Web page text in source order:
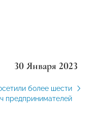
30 Января 2023
более шести
предпринимателей